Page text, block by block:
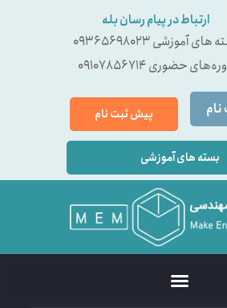
ارتباط در پیام رسان بله
‌های آموزشی 09365698023
حضوری 09107856714
پیش ثبت نام
بسته های آموزشی